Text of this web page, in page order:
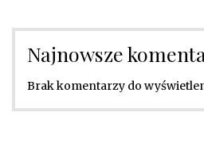
Najnowsze
Brak komentarzy do